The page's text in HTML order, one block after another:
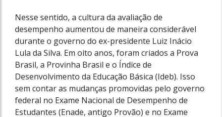
Nesse sentido, a cultura da avaliação de
desempenho aumentou de maneira considerável
durante o governo do ex-presidente Luiz Inácio
Lula da Silva. Em oito anos, foram criados a Prova
Brasil, a Provinha Brasil e o Índice de
Desenvolvimento da Educação Básica (Ideb). Isso
sem contar as mudanças promovidas pelo governo
federal no Exame Nacional de Desempenho de
Estudantes (Enade, antigo Provão) e no Exame